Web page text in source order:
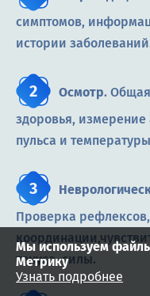
симптомов,
истории
Осмотр.
здоровья, измерение
пульса и
Проверка рефлексов,
тонуса, силы.
Мы используем
Метрику
Узнать подробнее